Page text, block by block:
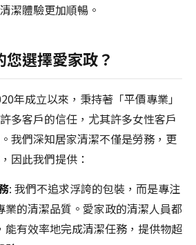
潔體驗更加順暢。
選擇愛家政？
年成立以來，秉持著「平價專業」
多客戶的信任，尤其許多女性客戶
我們深知居家清潔不僅是勞務，更
因此我們提供：
: 我們不追求浮誇的包裝，而是專注
業的清潔品質。愛家政的清潔人員都
能有效率地完成清潔任務，提供物超